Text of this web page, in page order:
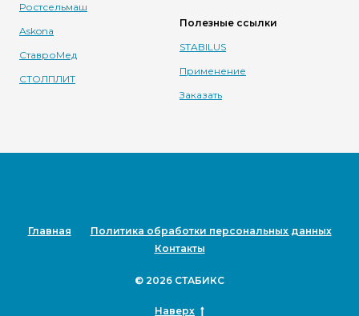
Ростсельмаш
Askona
СтавроМед
СТОЛПЛИТ
Полезные ссылки
STABILUS
Применение
Заказать
Главная
Политика обработки персональных данных
Контакты
© 2026 СТАБИКС
Наверх